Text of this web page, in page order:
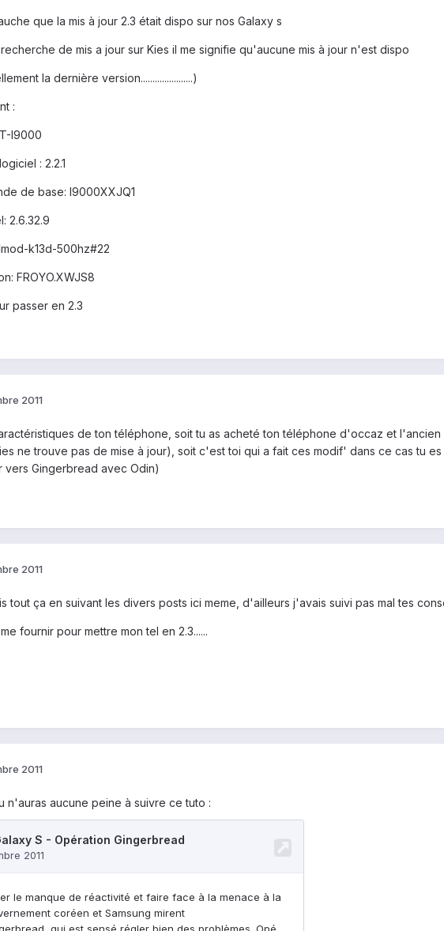
que la mis à jour 2.3 était dispo sur nos Galaxy s
de mis a jour sur Kies il me signifie qu'aucune mis à jour n'est dispo
la dernière version......................)
:
I9000
: 2.2.1
de base: I9000XXJQ1
2.6.32.9
k13d-500hz#22
FROYO.XWJS8
passer en 2.3
2011
de ton téléphone, soit tu as acheté ton téléphone d'occaz et
ne trouve pas de mise à jour), soit c'est toi qui a fait ces modif' dans ce cas tu
vers Gingerbread avec Odin)
2011
tout ça en suivant les divers posts ici meme, d'ailleurs j'avais suivi pas mal tes
fournir pour mettre mon tel en 2.3......
2011
n'auras aucune peine à suivre ce tuto :